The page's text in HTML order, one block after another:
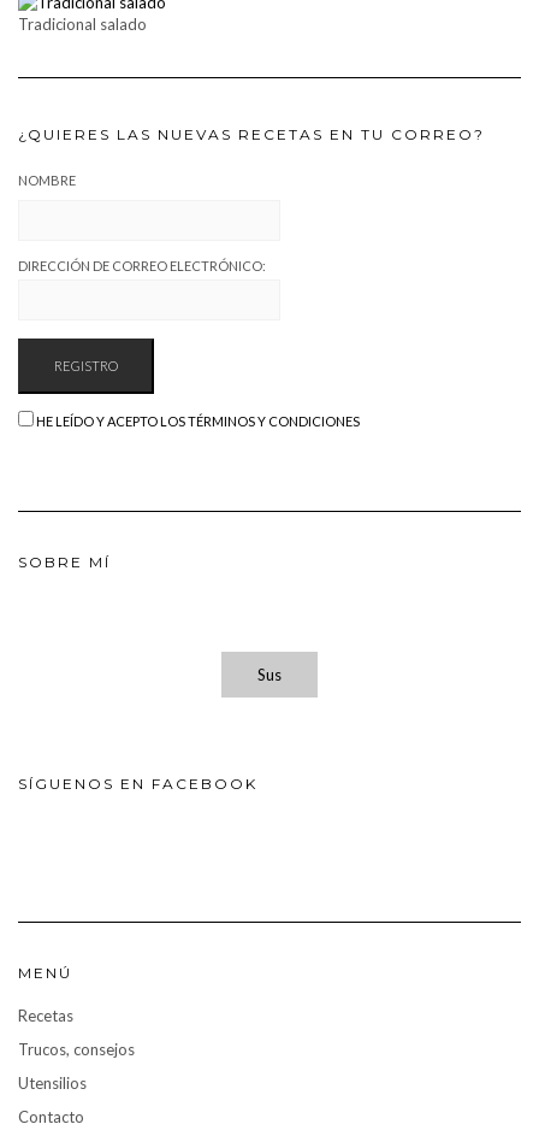
Tradicional salado
¿QUIERES LAS NUEVAS RECETAS EN TU CORREO?
NOMBRE
DIRECCIÓN DE CORREO ELECTRÓNICO:
HE LEÍDO Y ACEPTO LOS TÉRMINOS Y CONDICIONES
SOBRE MÍ
Sus
SÍGUENOS EN FACEBOOK
MENÚ
Recetas
Trucos, consejos
Utensilios
Contacto